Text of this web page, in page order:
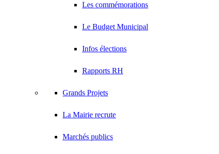
Les commémorations
Le Budget Municipal
Infos élections
Rapports RH
Grands Projets
La Mairie recrute
Marchés publics